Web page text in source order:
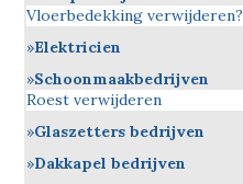
Vloerbedekking verwijderen?
Elektricien
Schoonmaakbedrijven
Roest verwijderen
Glaszetters bedrijven
Dakkapel bedrijven